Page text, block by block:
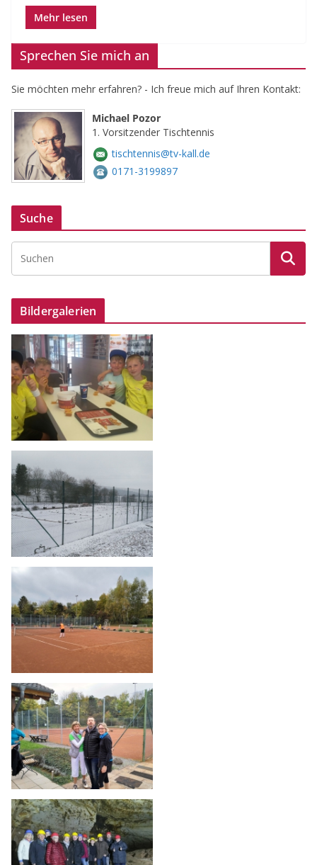
Sprechen Sie mich an
Sie möchten mehr erfahren? - Ich freue mich auf Ihren Kontakt:
Michael Pozor
1. Vorsitzender Tischtennis
tischtennis@tv-kall.de
0171-3199897
Suche
Bildergalerien